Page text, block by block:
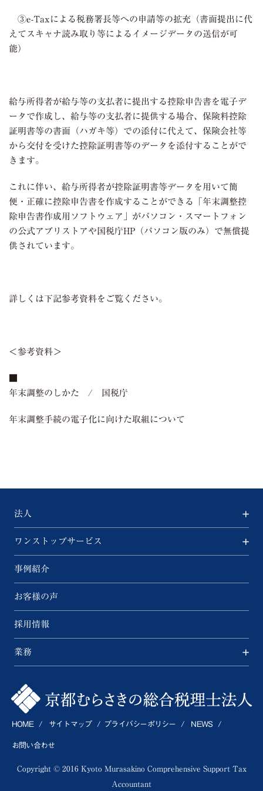
③e-Taxによる税務署長等への申請等の拡充（書面提出に代
えてスキャナ読み取り等によるイメージデータの送信が可
能）
給与所得者が給与等の支払者に提出する控除申告書を電子デ
ータで作成し、給与等の支払者に提供する場合、保険料控除
証明書等の書面（ハガキ等）での添付に代えて、保険会社等
から交付を受けた控除証明書等のデータを添付することがで
きます。
これに伴い、給与所得者が控除証明書等データを用いて簡
便・正確に控除申告書を作成することができる「年末調整控
除申告書作成用ソフトウェア」がパソコン・スマートフォン
の公式アプリストアや国税庁HP（パソコン版のみ）で無償提
供されています。
詳しくは下記参考資料をご覧ください。
＜参考資料＞
年末調整のしかた / 国税庁
年末調整手続の電子化に向けた取組について
法人
ワンストップサービス
事例紹介
お客様の声
採用情報
業務
HOME サイトマップ プライバシーポリシー NEWS
お問い合わせ
Copyright © 2016 Kyoto Murasakino Comprehensive Support Tax
Accountant